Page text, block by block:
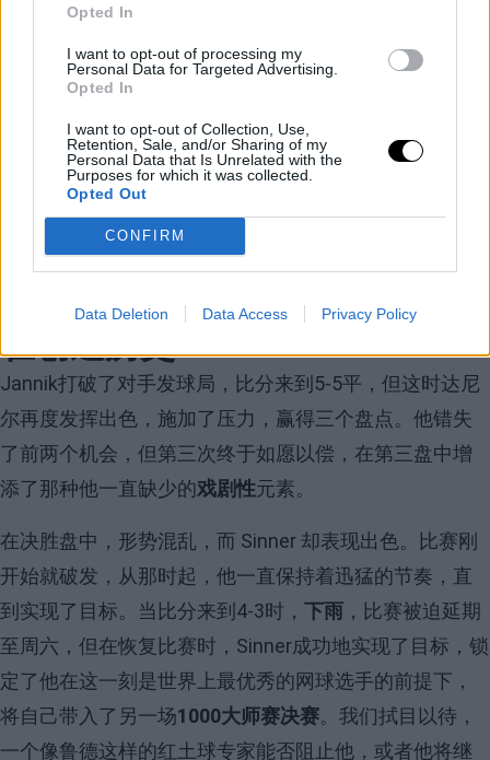
Opted In
I want to opt-out of processing my
Personal Data for Targeted Advertising.
Opted In
I want to opt-out of Collection, Use,
Retention, Sale, and/or Sharing of my
Personal Data that Is Unrelated with the
Purposes for which it was collected.
Opted Out
CONFIRM
Data Deletion Data Access Privacy Policy
。梅德韦杰夫开始找到底线球的节奏，成为防守端的
坚定力量，同时抓住攻击的机会。事实上，他早早取得
秋季赛点，几乎在4-0时获得第二个，但Sinner扭转局
势，令俄罗斯选手感到压力。
梅德韦杰夫回击，但 Sinner 仍
在创造历史
Jannik打破了对手发球局，比分来到5-5平，但这时达尼
尔再度发挥出色，施加了压力，赢得三个盘点。他错失
了前两个机会，但第三次终于如愿以偿，在第三盘中增
添了那种他一直缺少的戏剧性元素。
在决胜盘中，形势混乱，而 Sinner 却表现出色。比赛刚
开始就破发，从那时起，他一直保持着迅猛的节奏，直
到实现了目标。当比分来到4-3时， 下雨 ，比赛被迫延期
至周六，但在恢复比赛时，Sinner成功地实现了目标，锁
定了他在这一刻是世界上最优秀的网球选手的前提下，
将自己带入了另一场1000大师赛决赛。我们拭目以待，
一个像鲁德这样的红土球专家能否阻止他，或者他将继